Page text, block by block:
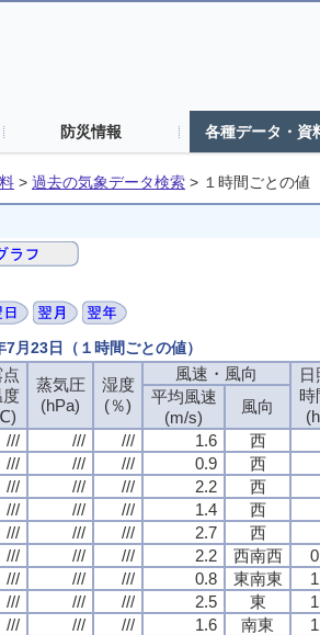
防災情報 各種データ・資
> 過去の気象データ検索 > １時間ごとの値
23日（１時間ごとの値）
点
蒸気圧
(hPa)
湿度
(％)
風速・風向
日
時
平均風速
(m/s)
風向
/// /// /// 1.6 西
/// /// /// 0.9 西
/// /// /// 2.2 西
/// /// /// 1.4 西
/// /// /// 2.7 西
/// /// /// 2.2 西南西
/// /// /// 0.8 東南東
/// /// /// 2.5 東
/// /// /// 1.6 南東